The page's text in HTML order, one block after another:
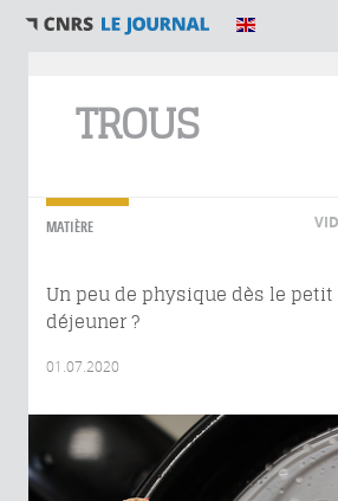
TROUS
MATIÈRE
Un peu de physique dès le petit
déjeuner ?
01.07.2020